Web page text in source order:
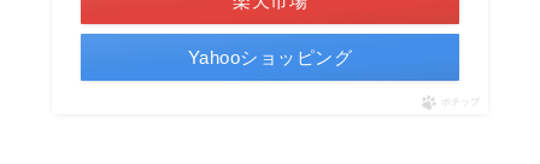
Yahooショッピング
ポチップ